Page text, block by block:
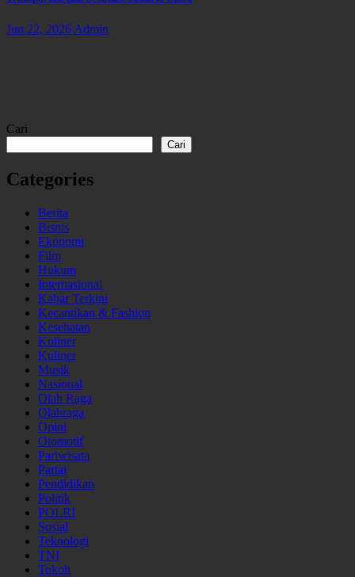
Jun 22, 2026 Admin
Cari
Cari
Categories
Berita
Bisnis
Ekonomi
Film
Hukum
Internasional
Kabar Terkini
Kecantikan & Fashion
Kesehatan
Kuliner
Kuliner
Musik
Nasional
Olah Raga
Olahraga
Opini
Otomotif
Pariwisata
Partai
Pendidikan
Politik
POLRI
Sosial
Teknologi
TNI
Tokoh